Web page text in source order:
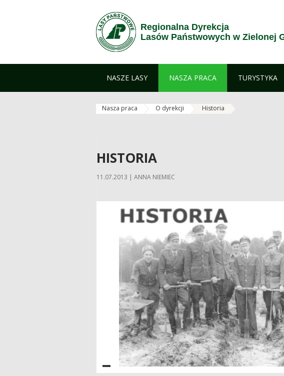
Regionalna Dyrekcja
Lasów Państwowych w Zielonej
NASZE LASY NASZA PRACA TURYSTYKA
Nasza praca O dyrekcji Historia
HISTORIA
11.07.2013 | ANNA NIEMIEC